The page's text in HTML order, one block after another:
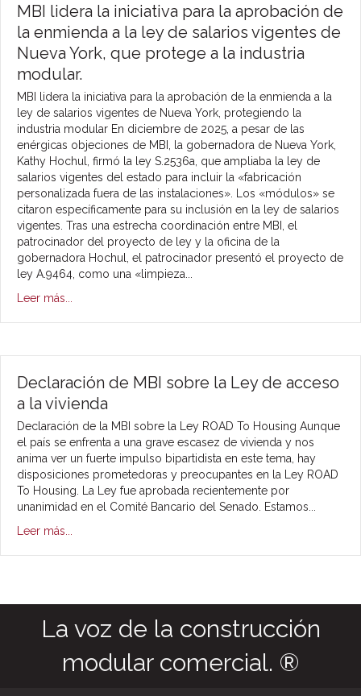
MBI lidera la iniciativa para la aprobación de
la enmienda a la ley de salarios vigentes de
Nueva York, que protege a la industria
modular.
MBI lidera la iniciativa para la aprobación de la enmienda a la
ley de salarios vigentes de Nueva York, protegiendo la
industria modular En diciembre de 2025, a pesar de las
enérgicas objeciones de MBI, la gobernadora de Nueva York,
Kathy Hochul, firmó la ley S.2536a, que ampliaba la ley de
salarios vigentes del estado para incluir la «fabricación
personalizada fuera de las instalaciones». Los «módulos» se
citaron específicamente para su inclusión en la ley de salarios
vigentes. Tras una estrecha coordinación entre MBI, el
patrocinador del proyecto de ley y la oficina de la
gobernadora Hochul, el patrocinador presentó el proyecto de
ley A.9464, como una «limpieza...
Leer más...
Declaración de MBI sobre la Ley de acceso
a la vivienda
Declaración de la MBI sobre la Ley ROAD To Housing Aunque
el país se enfrenta a una grave escasez de vivienda y nos
anima ver un fuerte impulso bipartidista en este tema, hay
disposiciones prometedoras y preocupantes en la Ley ROAD
To Housing. La Ley fue aprobada recientemente por
unanimidad en el Comité Bancario del Senado. Estamos...
Leer más...
La voz de la construcción
modular comercial. ®